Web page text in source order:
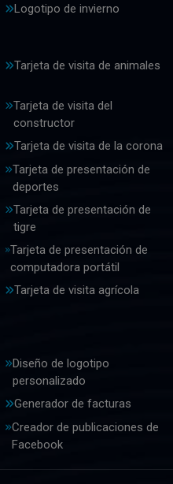
Logotipo de invierno
Tarjeta de visita de animales
Tarjeta de visita del
constructor
Tarjeta de visita de la corona
Tarjeta de presentación de
deportes
Tarjeta de presentación de
tigre
Tarjeta de presentación de
computadora portátil
Tarjeta de visita agrícola
Diseño de logotipo
personalizado
Generador de facturas
Creador de publicaciones de
Facebook